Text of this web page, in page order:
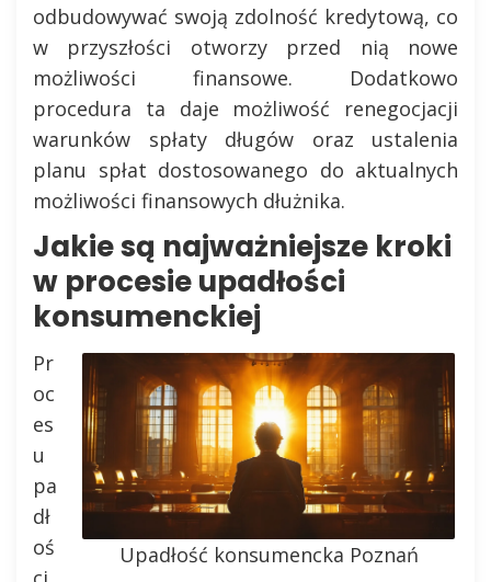
odbudowywać swoją zdolność kredytową, co
w przyszłości otworzy przed nią nowe
możliwości finansowe. Dodatkowo
procedura ta daje możliwość renegocjacji
warunków spłaty długów oraz ustalenia
planu spłat dostosowanego do aktualnych
możliwości finansowych dłużnika.
Jakie są najważniejsze kroki
w procesie upadłości
konsumenckiej
Upadłość konsumencka Poznań
Pr
oc
es
u
pa
dł
oś